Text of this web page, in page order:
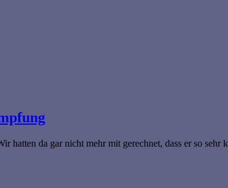
hatten da gar nicht mehr mit gerechnet, dass er so